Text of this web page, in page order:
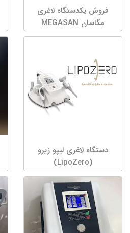
فروش یکدستگاه لاغری
مگاسان MEGASAN
دستگاه لاغری لیپو زیرو
(LipoZero)